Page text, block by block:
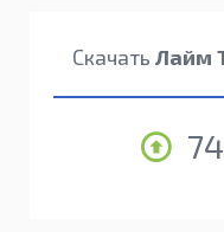
Скачать Лайм
74